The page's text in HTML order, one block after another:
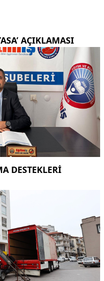
AÇIKLAMASI
DESTEKLERI